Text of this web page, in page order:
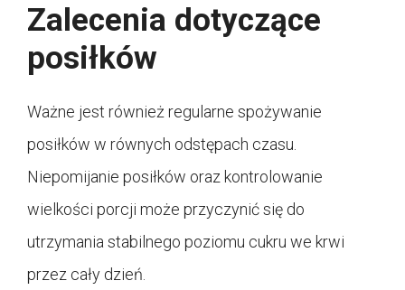
Zalecenia dotyczące
posiłków
Ważne jest również regularne spożywanie
posiłków w równych odstępach czasu.
Niepomijanie posiłków oraz kontrolowanie
wielkości porcji może przyczynić się do
utrzymania stabilnego poziomu cukru we krwi
przez cały dzień.